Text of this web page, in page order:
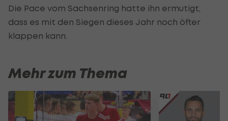
Die Pace vom Sachsenring hatte ihn ermutigt,
dass es mit den Siegen dieses Jahr noch öfter
klappen kann.
Mehr zum Thema